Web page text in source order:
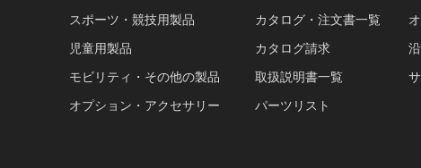
スポーツ・競技用製品
児童用製品
モビリティ・その他の製品
オプション・アクセサリー
カタログ・注文書一覧
カタログ請求
取扱説明書一覧
パーツリスト